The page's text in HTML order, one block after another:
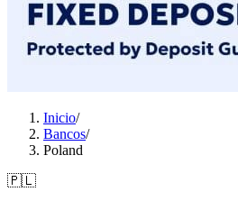
Inicio/
Bancos/
Poland
🇵🇱